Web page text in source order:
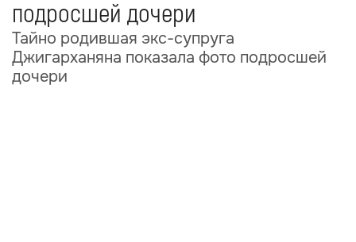
подросшей дочери
Тайно родившая экс-супруга
Джигарханяна показала фото подросшей
дочери